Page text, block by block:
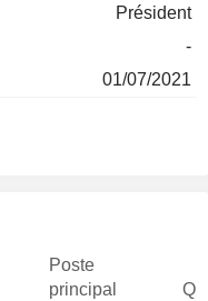
Président
-
01/07/2021
Poste
principal